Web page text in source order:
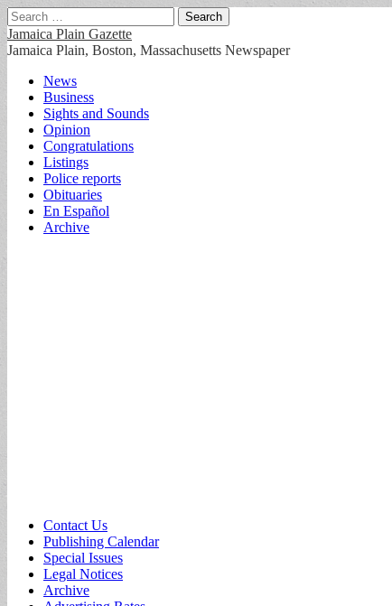
Search
for:
Jamaica Plain Gazette
Jamaica Plain, Boston, Massachusetts Newspaper
Main
menu
Skip
content
News
Business
Sights and Sounds
Opinion
Congratulations
Listings
Police reports
Obituaries
En Español
Archive
Sub
menu
Contact Us
Publishing Calendar
Special Issues
Legal Notices
Archive